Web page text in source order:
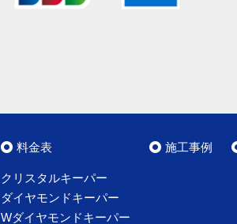
料金表
クリスタルキーパー
ダイヤモンドキーパー
Wダイヤモンドキーパー
施工事例